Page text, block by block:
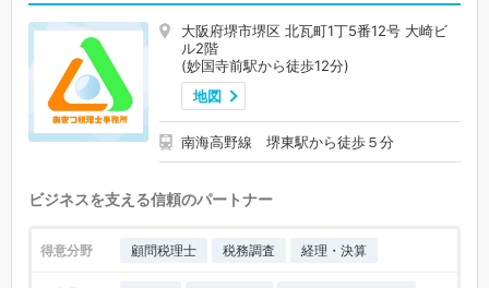
大阪府堺市堺区 北瓦町1丁5番12号 大崎ビ
ル2階
(妙国寺前駅から徒歩12分)
地図
南海高野線 堺東駅から徒歩５分
ビジネスを支える信頼のパートナー
得意分野 顧問税理士 税務調査 経理・決算